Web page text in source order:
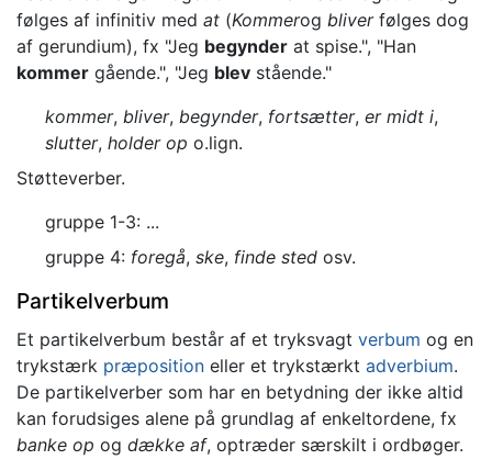
følges af infinitiv med at (Kommerog bliver følges dog
af gerundium), fx "Jeg begynder at spise.", "Han
kommer gående.", "Jeg blev stående."
kommer, bliver, begynder, fortsætter, er midt i,
slutter, holder op o.lign.
Støtteverber.
gruppe 1-3: ...
gruppe 4: foregå, ske, finde stedosv.
Partikelverbum
Et partikelverbum består af et tryksvagt verbum og en
trykstærk præposition eller et trykstærkt adverbium.
De partikelverber som har en betydning der ikke altid
kan forudsiges alene på grundlag af enkeltordene, fx
banke op og dække af, optræder særskilt i ordbøger.